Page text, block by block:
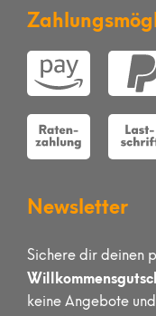
Newsletter
Sichere dir deinen
keine Angebote